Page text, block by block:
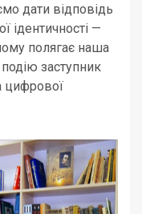
дати відповідь
ідентичності —
полягає наша
заступник
цифрової